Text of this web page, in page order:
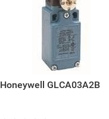
Honeywell GLCA03A2B